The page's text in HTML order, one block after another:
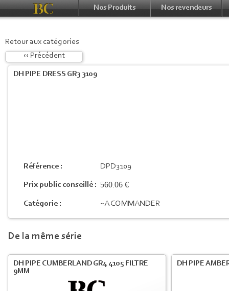
Nos Produits Nos revendeurs
Retour aux catégories
‹‹ Précédent
DH PIPE DRESS GR3 3109
Référence : DPD3109
Prix public conseillé : 560.06 €
Catégorie : ~A COMMANDER
De la même série
DH PIPE CUMBERLAND GR4 4105 FILTRE
9MM
DH PIPE